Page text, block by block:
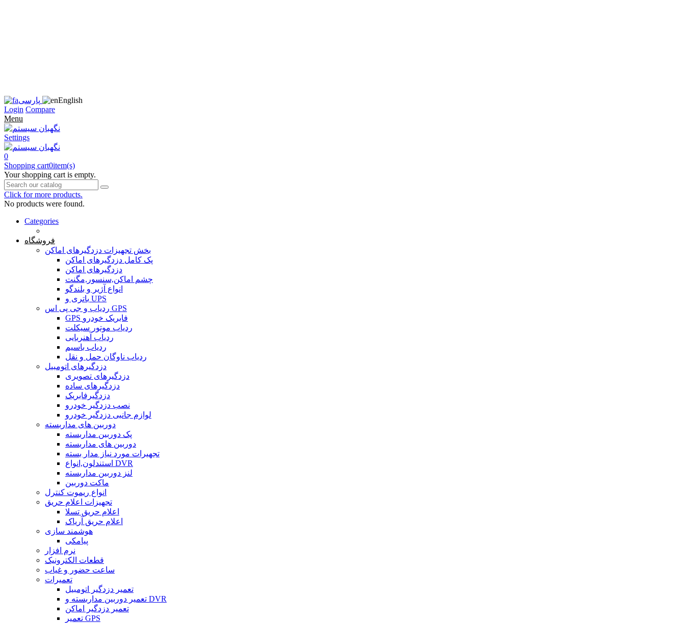
پارسی
English
Login Compare
Menu
Settings
0
Shopping cart0item(s)
Your shopping cart is empty.
Click for more products.
No products were found.
Categories
فروشگاه
بخش تجهیزات دزدگیرهای اماکن
پک کامل دزدگیرهای اماکن
دزدگیرهای اماکن
چشم اماکن,سنسور,مگنت
انواع آژیر و بلندگو
باتری و UPS
ردیاب و جی پی اس GPS
GPS فابریک خودرو
ردیاب موتور سیکلت
ردیاب آهنربایی
ردیاب باسیم
ردیاب ناوگان حمل و نقل
دزدگیرهای اتومبیل
دزدگیرهای تصویری
دزدگیرهای ساده
دزدگیرفابریک
نصب دزدگیر خودرو
لوازم جانبی دزدگیر خودرو
دوربین های مداربسته
پک دوربین مداربسته
دوربین های مداربسته
تجهیرات مورد نیاز مدار بسته
استندلون,انواع DVR
لنز دوربین مداربسته
ماکت دوربین
انواع ریموت کنترل
تجهیزات اعلام حریق
اعلام حریق تسلا
اعلام حریق آریاک
هوشمند سازی
پیامکی
نرم افزار
قطعات الکترونیک
ساعت حضور و غیاب
تعمیرات
تعمیر دزدگیر اتومبیل
تعمیر دوربین مداربسته و DVR
تعمیر دزدگیر اماکن
تعمیر GPS